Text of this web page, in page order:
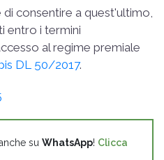
consentire a quest'ultimo,
entro i termini
al regime premiale
DL 50/2017.
su WhatsApp! Clicca